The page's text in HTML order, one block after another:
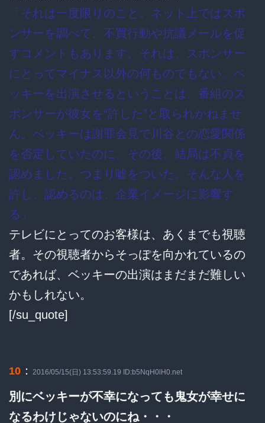
「それは一度限りのこと。ネット上ではスポ
ンサーを調べて、不買行動や抗議メールを促
すコメントもあります。それは、スポンサー
にとってマイナス以外の何ものでもない。ベ
ッキーを出演させるということは、番組のス
ポンサーが彼女を“許した”と取られかねませ
ん。ベッキーは謝罪会見で川谷との恋愛関係
を否定していたのに、その後、結局は不貞を
認めました。つまり嘘をついた。そんな人を
許し、認めるのは、企業イメージに影響す
る」
テレビにとってのお客様は、あくまでも視聴
者。その視聴者からそっぽを向かれているの
であれば、ベッキーの出演はまだまだ難しい
かもしれない。
[/su_quote]
10 ： 2016/05/15(日) 13:53:59.19 ID:b5NqH0lH0.net
別にベッキーが不幸になっても鬼女が幸せに
なるわけじゃないのにね・・・